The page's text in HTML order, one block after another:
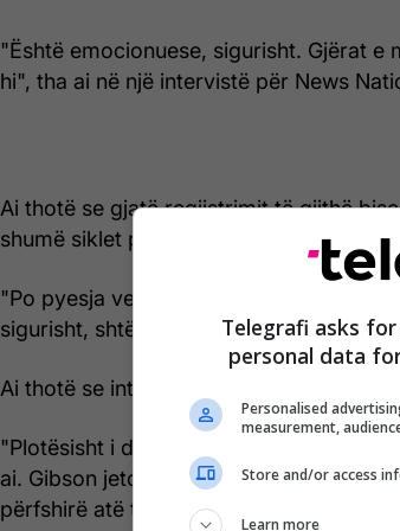
"Është emocionuese, sigurisht. Gjërat e
hi", tha ai në një intervistë për News
Ai thotë se gjatë regjistrimit të gjithë
shumë siklet pasi është ndier keq që ka
"Po pyesja veten nëse shtëpia ime ishte
sigurisht, shtëpia ime ishte zhdukur",
Ai thotë se intensiteti i shkatërrimit e ka
"Plotësisht i djegur, i thekur. Nuk kam
ai. Gibson jetoi atje për 15 vjet. Ai zbuloi
përfshirë atë të aktorit Ed Harris, ishin
Telegrafi asks
personal data
Personalised
measurement,
Store and/or access
Learn more